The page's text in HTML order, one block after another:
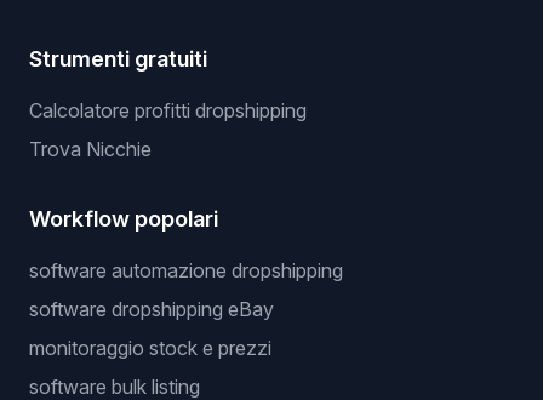
Strumenti gratuiti
Calcolatore profitti dropshipping
Trova Nicchie
Workflow popolari
software automazione dropshipping
software dropshipping eBay
monitoraggio stock e prezzi
software bulk listing